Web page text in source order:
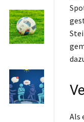
Als